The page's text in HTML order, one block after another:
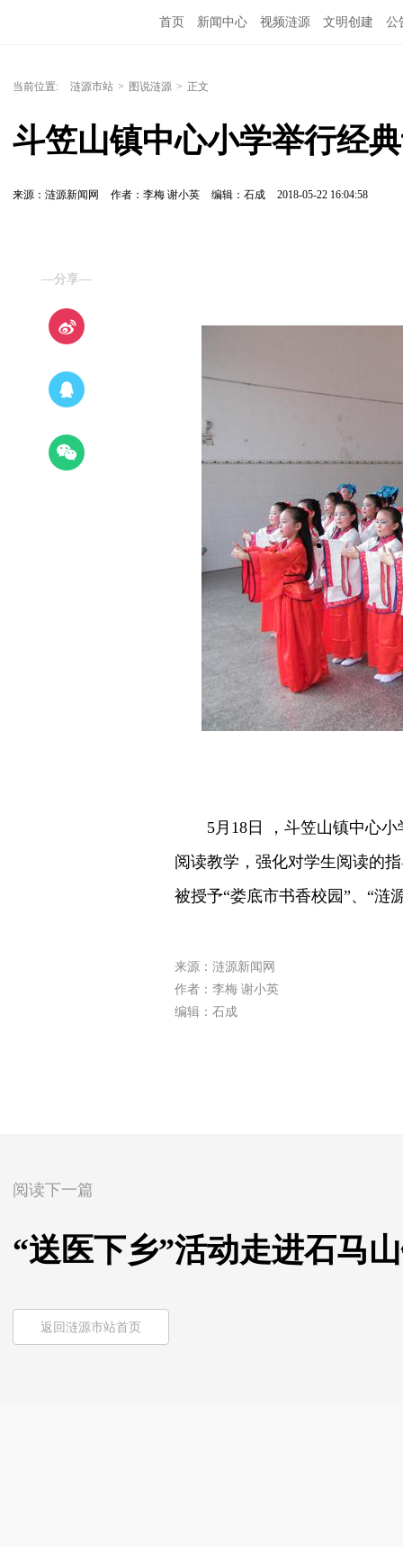
首页 新闻中心 视频涟源 文明创建 公
当前位置: 涟源市站 > 图说涟源 > 正文
斗笠山镇中心小学举行经
来源：涟源新闻网 作者：李梅 谢小英 编辑：石成 2018-05-22 16:04:58
—分享—
5月18日 ，斗笠山镇中心小
阅读教学，强化对学生阅读的
被授予“娄底市书香校园”、“涟
来源：涟源新闻网
作者：李梅 谢小英
编辑：石成
阅读下一篇
“送医下乡”活动走进石马
返回涟源市站首页